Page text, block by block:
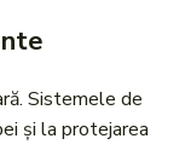
Sistemele de
și la protejarea